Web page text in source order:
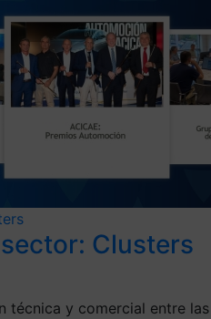
Clusters
técnica y comercial entre las